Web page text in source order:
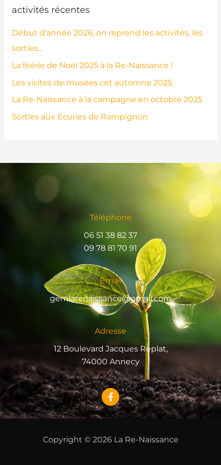
activités récentes
Début d’année 2026, on reprend les activités, les
sorties…
La féérie de Noël 2025 à la Re-Naissance !
Les visites de musées cet automne 2025
La Re-Naissance à la campagne en octobre 2025
Sorties aux Ecuries de Rampignon
Téléphone
06 51 38 82 37
09 78 81 70 91
Email
gemlarenaissance@gmail.com
Adresse
12 Boulevard Jacques Replat,
74000 Annecy
F
a
c
e
o
o
Copyright © 2026 La Re-Naissance